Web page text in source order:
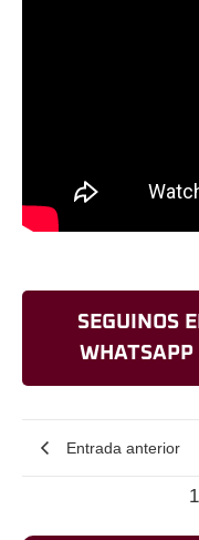
SEGUINOS
WHATSAPP
Entrada anterior